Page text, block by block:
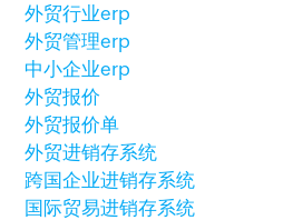
外贸行业erp
外贸管理erp
中小企业erp
外贸报价
外贸报价单
外贸进销存系统
跨国企业进销存系统
国际贸易进销存系统